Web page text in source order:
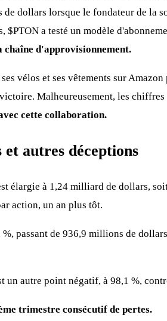
dollars lorsque le fondateur de la
$PTON a testé un modèle
d'approvisionnement.
vélos et ses vêtements sur
Malheureusement, les chiffres
cette collaboration.
autres déceptions
élargie à 1,24 milliard de dollars,
action, un an plus tôt.
%, passant de 936,9 millions de
un autre point négatif, à 98,1 %,
trimestre consécutif de pertes.